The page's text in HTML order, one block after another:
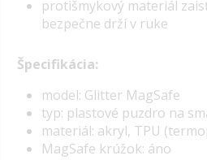
protišmykový materiál
bezpečne drží v ruke
Špecifikácia:
model: Glitter MagSafe
typ: plastové puzdro na
materiál: akryl, TPU
MagSafe krúžok: áno